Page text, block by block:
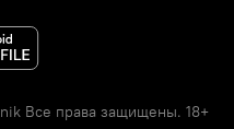
Все права защищены. 18+